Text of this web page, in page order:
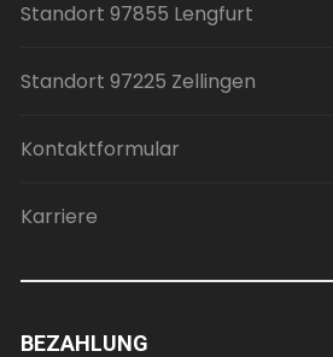
Standort 97855 Lengfurt
Standort 97225 Zellingen
Kontaktformular
Karriere
BEZAHLUNG